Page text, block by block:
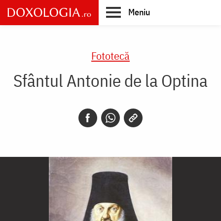
Skip
to
main
Meniu
Fototecă
Sfântul Antonie de la Optina